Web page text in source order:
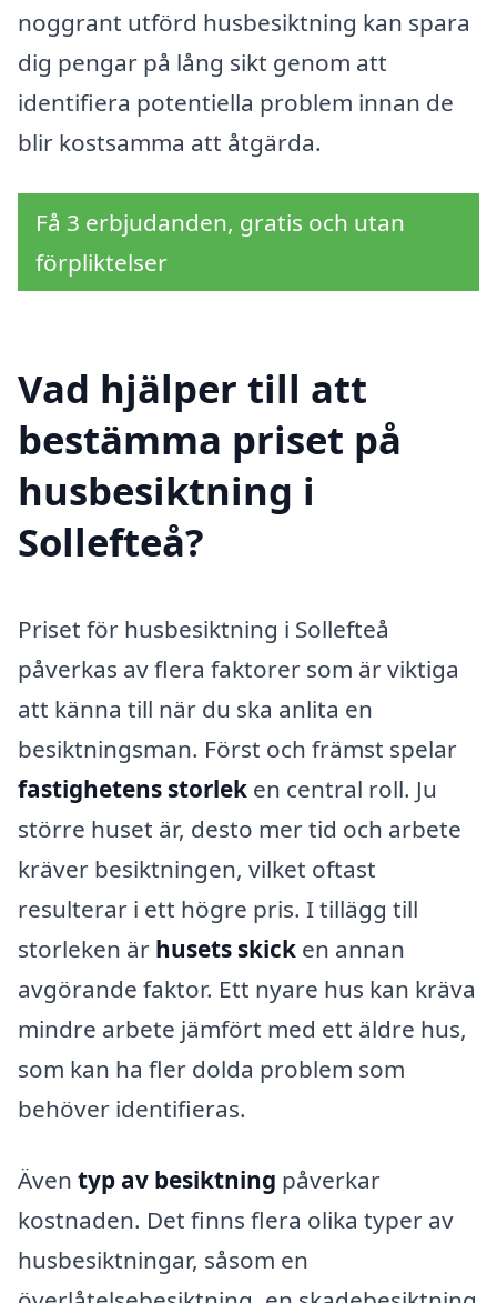
noggrant utförd husbesiktning kan spara
dig pengar på lång sikt genom att
identifiera potentiella problem innan de
blir kostsamma att åtgärda.
Få 3 erbjudanden, gratis och utan
förpliktelser
Vad hjälper till att
bestämma priset på
husbesiktning i
Sollefteå?
Priset för husbesiktning i Sollefteå
påverkas av flera faktorer som är viktiga
att känna till när du ska anlita en
besiktningsman. Först och främst spelar
fastighetens storlek en central roll. Ju
större huset är, desto mer tid och arbete
kräver besiktningen, vilket oftast
resulterar i ett högre pris. I tillägg till
storleken är husets skick en annan
avgörande faktor. Ett nyare hus kan kräva
mindre arbete jämfört med ett äldre hus,
som kan ha fler dolda problem som
behöver identifieras.
Även typ av besiktning påverkar
kostnaden. Det finns flera olika typer av
husbesiktningar, såsom en